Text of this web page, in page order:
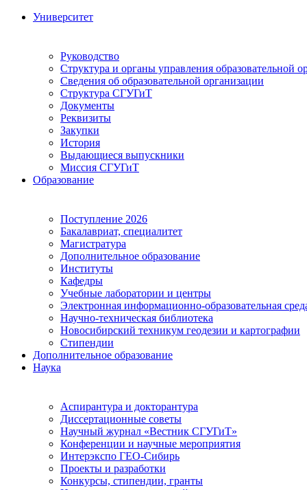
Университет
Руководство
Структура и органы управления образовательной
Сведения об образовательной организации
Структура СГУГиТ
Документы
Реквизиты
Закупки
История
Выдающиеся выпускники
Миссия СГУГиТ
Образование
Поступление 2026
Бакалавриат, специалитет
Магистратура
Дополнительное образование
Институты
Кафедры
Учебные лаборатории и центры
Электронная информационно-образовательная
Научно-техническая библиотека
Новосибирский техникум геодезии и картографии
Стипендии
Дополнительное образование
Наука
Аспирантура и докторантура
Диссертационные советы
Научный журнал «Вестник СГУГиТ»
Конференции и научные мероприятия
Интерэкспо ГЕО-Сибирь
Проекты и разработки
Конкурсы, стипендии, гранты